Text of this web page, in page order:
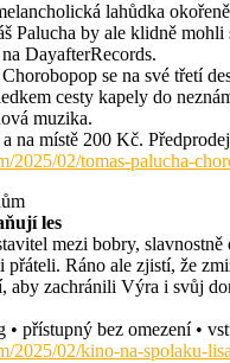
lahůdka
Palucha by ale klidně
DayafterRecords.
se na své třetí
cesty kapely do
muzika.
na místě 200 Kč.
2025/02/tomas-palucha-
les
mezi bobry,
Ráno ale zjistí, že
aby zachránili Výra i svůj
přístupný bez omezení •
2025/02/kino-na-spolaku-